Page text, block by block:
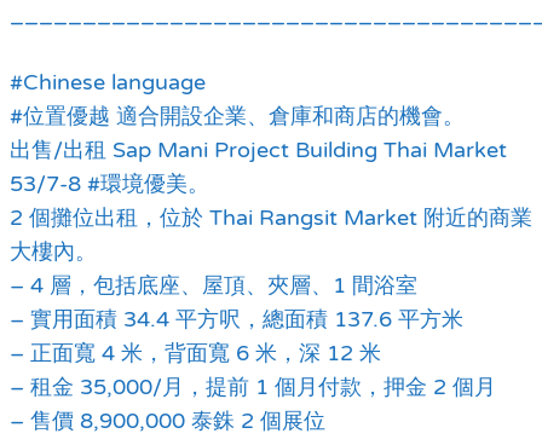
#Chinese language
#位置優越 適合開設企業、倉庫和商店的機會。
出售/出租 Sap Mani Project Building Thai Market
53/7-8 #環境優美。
2 個攤位出租，位於 Thai Rangsit Market 附近的商業
大樓內。
– 4 層，包括底座、屋頂、夾層、1 間浴室
– 實用面積 34.4 平方呎，總面積 137.6 平方米
– 正面寬 4 米，背面寬 6 米，深 12 米
– 租金 35,000/月，提前 1 個月付款，押金 2 個月
– 售價 8,900,000 泰銖 2 個展位